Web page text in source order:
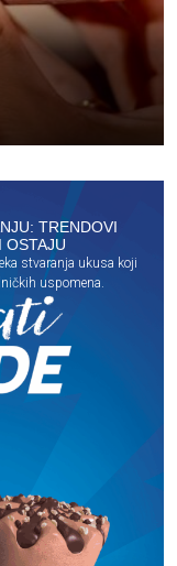
TRENDOVI
OSTAJU
stvaranja ukusa koji
uspomena.